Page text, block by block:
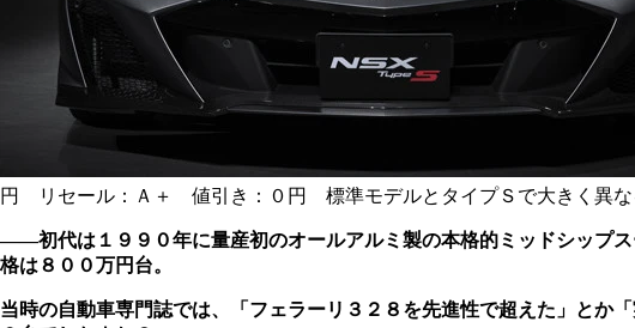
円 リセール：Ａ＋ 値引き：０円 標準モデルとタイプＳで大きく異な
――初代は１９９０年に量産初のオールアルミ製の本格的ミッドシップ
格は８００万円台。
当時の自動車専門誌では、「フェラーリ３２８を先進性で超えた」とか